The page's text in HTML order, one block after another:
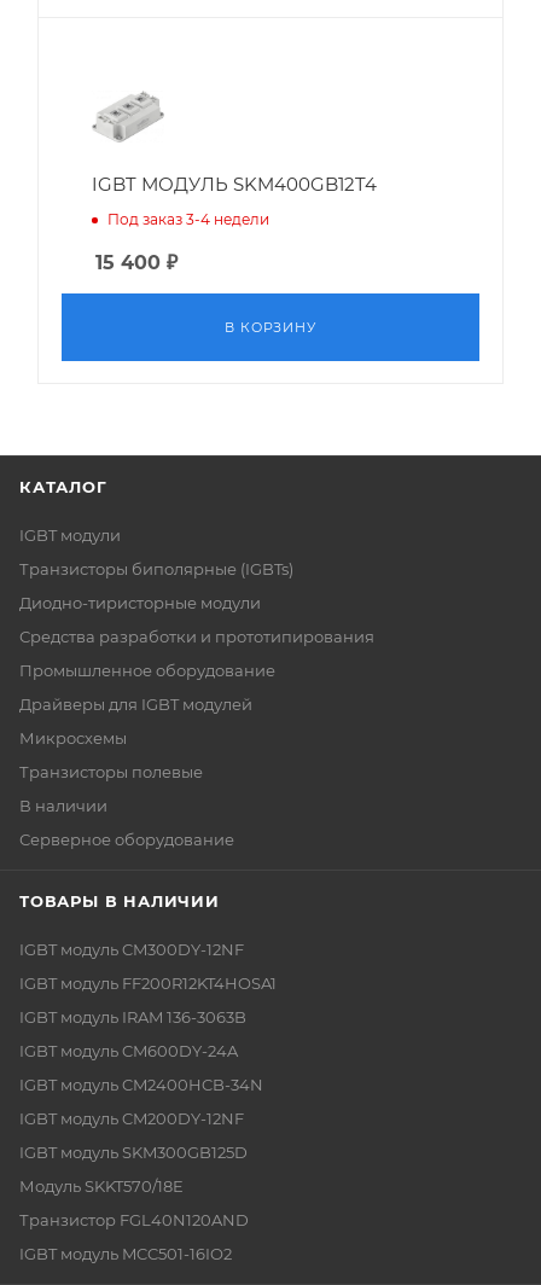
IGBT МОДУЛЬ SKM400GB12T4
Под заказ 3-4 недели
15 400 ₽
В КОРЗИНУ
КАТАЛОГ
IGBT модули
Транзисторы биполярные (IGBTs)
Диодно-тиристорные модули
Средства разработки и прототипирования
Промышленное оборудование
Драйверы для IGBT модулей
Микросхемы
Транзисторы полевые
В наличии
Серверное оборудование
ТОВАРЫ В НАЛИЧИИ
IGBT модуль CM300DY-12NF
IGBT модуль FF200R12KT4HOSA1
IGBT модуль IRAM 136-3063B
IGBT модуль CM600DY-24A
IGBT модуль CM2400HCB-34N
IGBT модуль CM200DY-12NF
IGBT модуль SKM300GB125D
Модуль SKKT570/18E
Транзистор FGL40N120AND
IGBT модуль MCC501-16IO2